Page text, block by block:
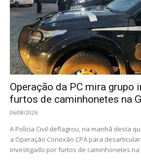
Operação da PC mira grupo
furtos de caminhonetes na
06/08/2026
A Polícia Civil deflagrou, na manhã desta
a Operação Conexão CPA para
investigado por furtos de caminhonetes